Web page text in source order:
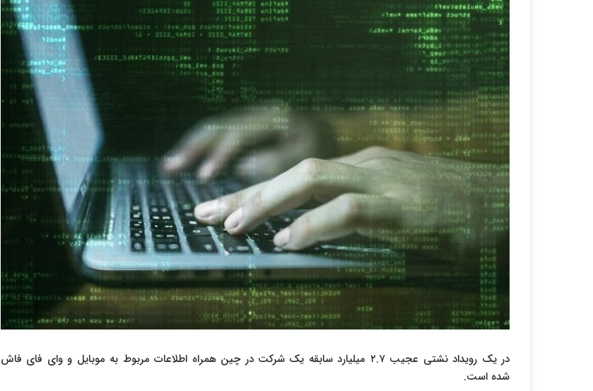
در یک رویداد نشتی عجیب ۲.۷ میلیارد سابقه یک شرکت در چین همراه اطلاعات مربوط به موبایل و وای فای فاش
شده است.